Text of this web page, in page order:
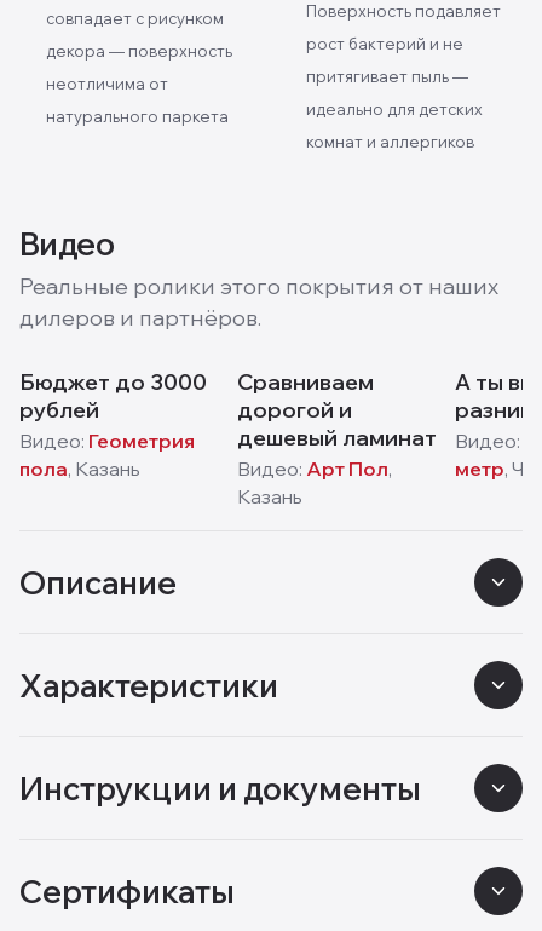
совпадает с рисунком
декора — поверхность
неотличима от
натурального паркета
Поверхность подавляет
рост бактерий и не
притягивает пыль —
идеально для детских
комнат и аллергиков
Видео
Реальные ролики этого покрытия от наших
дилеров и партнёров.
Бюджет до 3000
рублей
Видео: Геометрия
пола, Казань
Сравниваем
дорогой и
дешевый ламинат
Видео: Арт Пол,
Казань
А ты
Видео:
метр,
Описание
Характеристики
Инструкции и документы
Сертификаты